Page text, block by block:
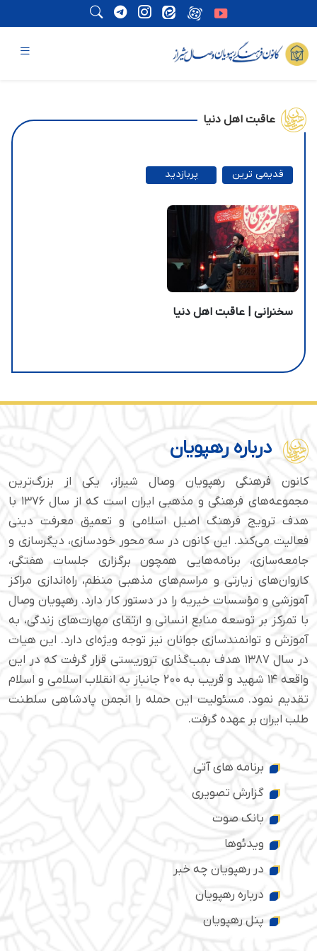
عاقبت اهل دنیا
پربازدید
قدیمی ترین
سخنرانی | عاقبت اهل دنیا
درباره رهپویان
کانون فرهنگی رهپویان وصال شیراز، یکی از بزرگ‌ترین
مجموعه‌های فرهنگی و مذهبی ایران است که از سال ۱۳۷۶ با
هدف ترویج فرهنگ اصیل اسلامی و تعمیق معرفت دینی
فعالیت می‌کند. این کانون در سه محور خودسازی، دیگرسازی و
جامعه‌سازی، برنامه‌هایی همچون برگزاری جلسات هفتگی،
کاروان‌های زیارتی و مراسم‌های مذهبی منظم، راه‌اندازی مراکز
آموزشی و مؤسسات خیریه را در دستور کار دارد. رهپویان وصال
با تمرکز بر توسعه منابع انسانی و ارتقای مهارت‌های زندگی، به
آموزش و توانمندسازی جوانان نیز توجه ویژه‌ای دارد. این هیات
در سال ۱۳۸۷ هدف بمب‌گذاری تروریستی قرار گرفت که در این
واقعه ۱۴ شهید و قریب به ۲۰۰ جانباز به انقلاب اسلامی و اسلام
تقدیم نمود. مسئولیت این حمله را انجمن پادشاهی سلطنت
طلب ایران بر عهده گرفت.
برنامه های آتی
گزارش تصویری
بانک صوت
ویدئوها
در رهپویان چه خبر
درباره رهپویان
پنل رهپویان